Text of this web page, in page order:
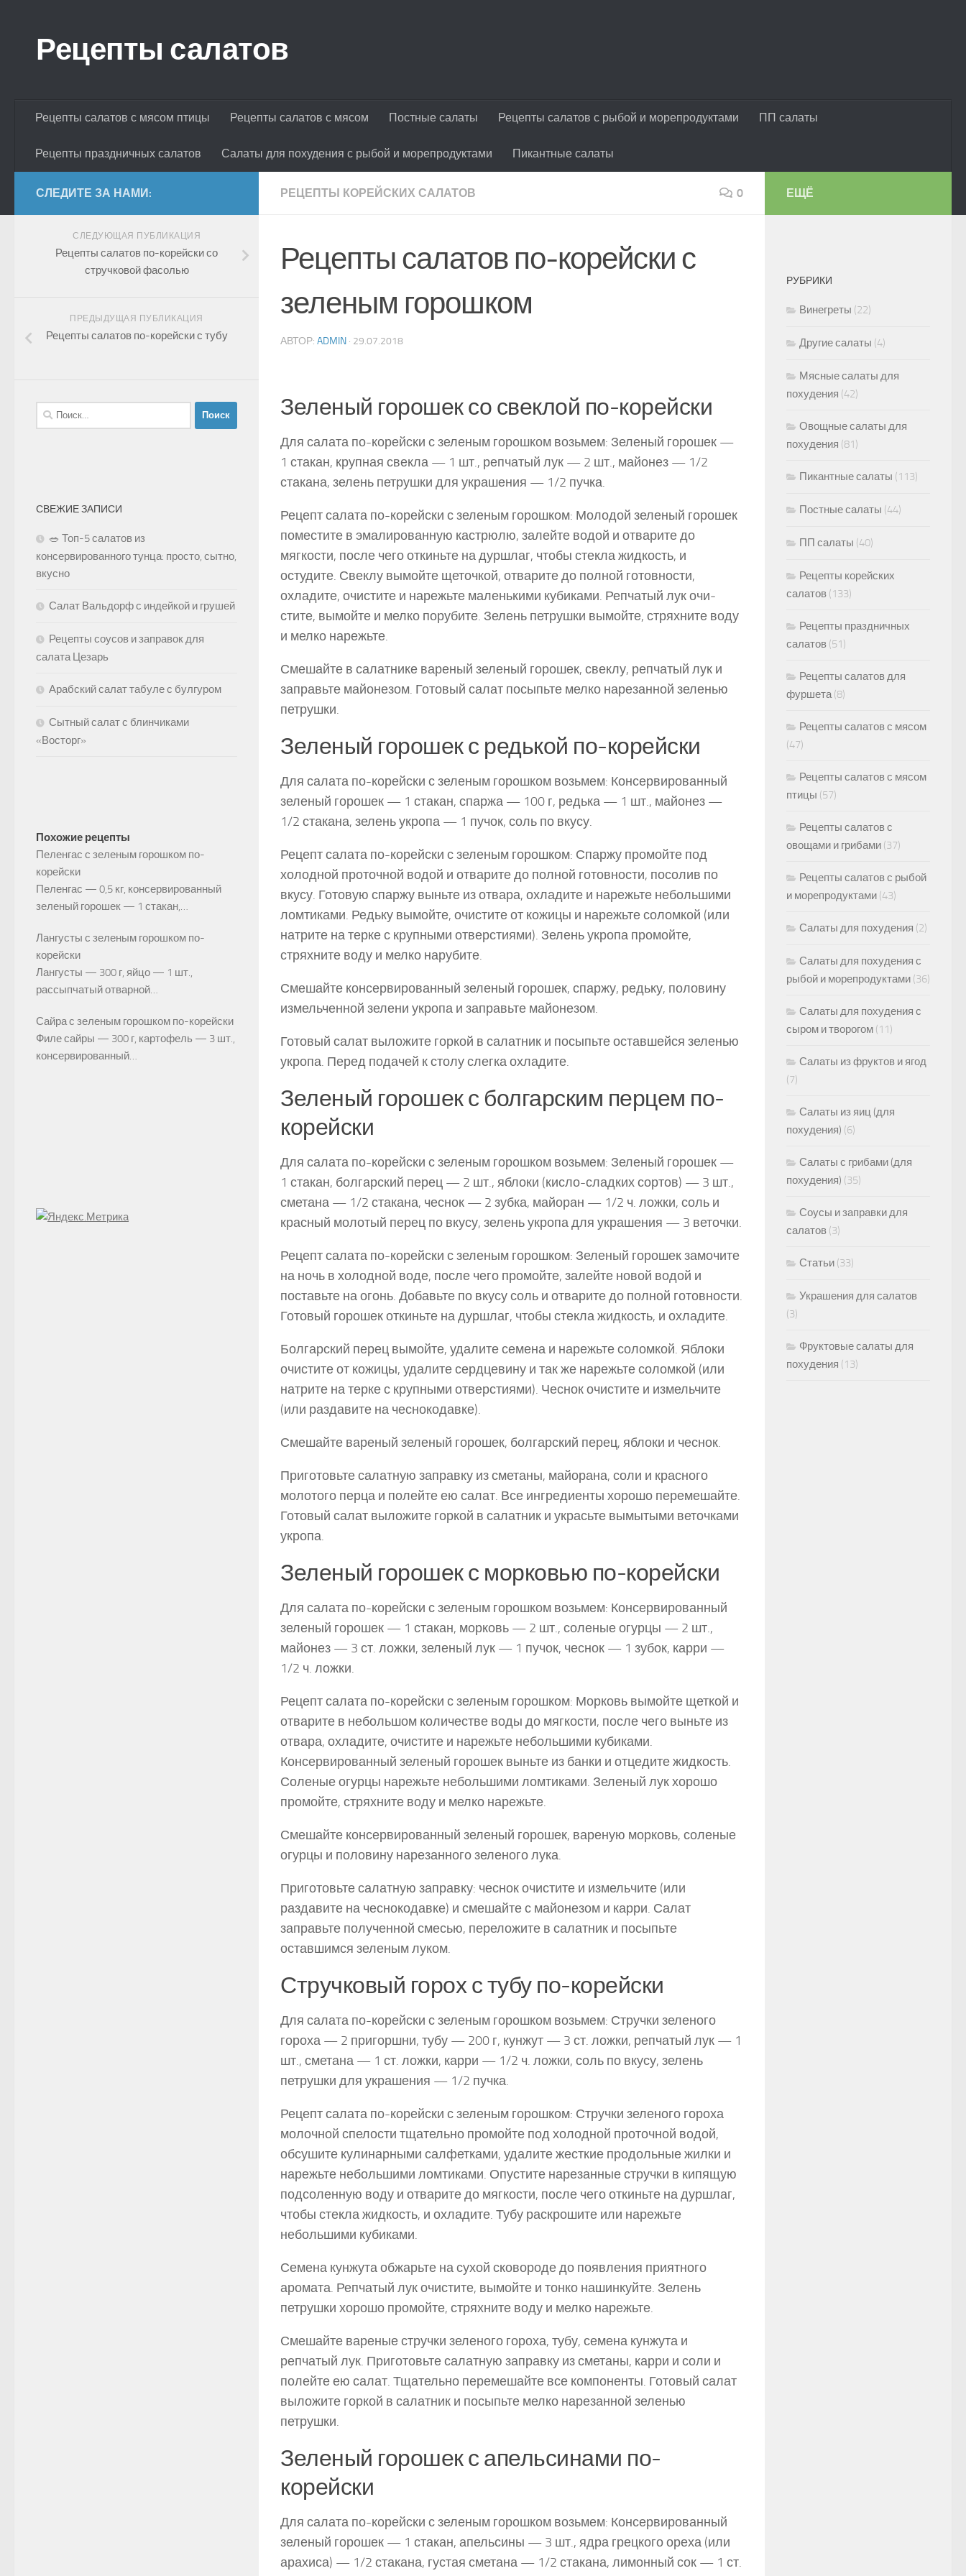
Рецепты салатов
Рецепты салатов с мясом птицы Рецепты салатов с мясом Постные салаты Рецепты салатов с рыбой и морепродуктами ПП салаты
Рецепты праздничных салатов Салаты для похудения с рыбой и морепродуктами Пикантные салаты
РЕЦЕПТЫ КОРЕЙСКИХ САЛАТОВ 0
Рецепты салатов по-корейски с
зеленым горошком
АВТОР: ADMIN · 29.07.2018
Зеленый горошек со свеклой по-корейски
Для салата по-корейски с зеленым горошком возьмем: Зеленый горошек —
1 стакан, крупная свекла — 1 шт., репчатый лук — 2 шт., майонез — 1/2
стакана, зелень пет­рушки для украшения — 1/2 пучка.
Рецепт салата по-корейски с зеленым горошком: Молодой зеленый горошек
поместите в эмалированную ка­стрюлю, залейте водой и отварите до
мягкости, после чего от­киньте на дуршлаг, чтобы стекла жидкость, и
остудите. Свеклу вымойте щеточкой, отварите до полной готовности,
охладите, очистите и нарежьте маленькими кубиками. Репчатый лук очи­
стите, вымойте и мелко порубите. Зелень петрушки вымойте, стряхните воду
и мелко нарежьте.
Смешайте в салатнике вареный зеленый горошек, свеклу, репчатый лук и
заправьте майонезом. Готовый салат посыпьте мелко нарезанной зеленью
петрушки.
Зеленый горошек с редькой по-корейски
Для салата по-корейски с зеленым горошком возьмем: Консервированный
зеленый горошек — 1 стакан, спар­жа — 100 г, редька — 1 шт., майонез —
1/2 стакана, зелень укропа — 1 пучок, соль по вкусу.
Рецепт салата по-корейски с зеленым горошком: Спаржу промойте под
холодной проточной водой и отварите до полной готовности, посолив по
вкусу. Готовую спаржу выньте из отвара, охладите и нарежьте небольшими
ломтиками. Редь­ку вымойте, очистите от кожицы и нарежьте соломкой (или
натрите на терке с крупными отверстиями). Зелень укропа про­мойте,
стряхните воду и мелко нарубите.
Смешайте консервированный зеленый горошек, спаржу, редьку, половину
измельченной зелени укропа и заправьте май­онезом.
Готовый салат выложите горкой в салатник и посыпьте ос­тавшейся зеленью
укропа. Перед подачей к столу слегка охла­дите.
Зеленый горошек с болгарским перцем по-
корейски
Для салата по-корейски с зеленым горошком возьмем: Зеленый горошек —
1 стакан, болгарский перец — 2 шт., яблоки (кисло-сладких сортов) — 3 шт.,
сметана — 1/2 ста­кана, чеснок — 2 зубка, майоран — 1/2 ч. ложки, соль и
красный молотый перец по вкусу, зелень укропа для ук­рашения — 3 веточки.
Рецепт салата по-корейски с зеленым горошком: Зеленый горошек замочите
на ночь в холодной воде, после чего промойте, залейте новой водой и
поставьте на огонь. Добавьте по вкусу соль и отварите до полной готовности.
Готовый горошек от­киньте на дуршлаг, чтобы стекла жидкость, и охладите.
Болгарский перец вымойте, удалите семена и нарежьте со­ломкой. Яблоки
очистите от кожицы, удалите сердцевину и так же нарежьте соломкой (или
натрите на терке с крупными от­верстиями). Чеснок очистите и измельчите
(или раздавите на чеснокодавке).
Смешайте вареный зеленый горошек, болгарский перец, яблоки и чеснок.
Приготовьте салатную заправку из сметаны, майорана, соли и красного
молотого перца и полейте ею салат. Все ингредиен­ты хорошо перемешайте.
Готовый салат выложите горкой в са­латник и украсьте вымытыми веточками
укропа.
Зеленый горошек с морковью по-корейски
Для салата по-корейски с зеленым горошком возьмем: Консервированный
зеленый горошек — 1 стакан, мор­ковь — 2 шт., соленые огурцы — 2 шт.,
майонез — 3 ст. ложки, зеленый лук — 1 пучок, чеснок — 1 зубок, кар­ри —
1/2 ч. ложки.
Рецепт салата по-корейски с зеленым горошком: Морковь вымойте щеткой и
отварите в небольшом количе­стве воды до мягкости, после чего выньте из
отвара, охладите, очистите и нарежьте небольшими кубиками.
Консервирован­ный зеленый горошек выньте из банки и отцедите жидкость.
Соленые огурцы нарежьте небольшими ломтиками. Зеленый лук хорошо
промойте, стряхните воду и мелко нарежьте.
Смешайте консервированный зеленый горошек, вареную морковь, соленые
огурцы и половину нарезанного зеленого лука.
Приготовьте салатную заправку: чеснок очистите и измель­чите (или
раздавите на чеснокодавке) и смешайте с майонезом и карри. Салат
заправьте полученной смесью, переложите в са­латник и посыпьте
оставшимся зеленым луком.
Стручковый горох с тубу по-корейски
Для салата по-корейски с зеленым горошком возьмем: Стручки зеленого
гороха — 2 пригоршни, тубу — 200 г, кунжут — 3 ст. ложки, репчатый лук — 1
шт., сметана — 1 ст. ложки, карри — 1/2 ч. ложки, соль по вкусу, зелень
петрушки для украшения — 1/2 пучка.
Рецепт салата по-корейски с зеленым горошком: Стручки зеленого гороха
молочной спелости тщательно про­мойте под холодной проточной водой,
обсушите кулинарными салфетками, удалите жесткие продольные жилки и
нарежьте небольшими ломтиками. Опустите нарезанные стручки в ки­пящую
подсоленную воду и отварите до мягкости, после чего откиньте на дуршлаг,
чтобы стекла жидкость, и охладите. Тубу раскрошите или нарежьте
небольшими кубиками.
Семена кунжута обжарьте на сухой сковороде до появления приятного
аромата. Репчатый лук очистите, вымойте и тонко нашинкуйте. Зелень
петрушки хорошо промойте, стряхните воду и мелко нарежьте.
Смешайте вареные стручки зеленого гороха, тубу, семена кунжута и
репчатый лук. Приготовьте салатную заправку из сметаны, карри и соли и
полейте ею салат. Тщательно переме­шайте все компоненты. Готовый салат
выложите горкой в са­латник и посыпьте мелко нарезанной зеленью
петрушки.
Зеленый горошек с апельсинами по-
корейски
Для салата по-корейски с зеленым горошком возьмем: Консервированный
зеленый горошек — 1 стакан, апель­сины — 3 шт., ядра грецкого ореха (или
арахиса) — 1/2 стакана, густая сметана — 1/2 стакана, лимонный сок — 1 ст.
СЛЕДИТЕ ЗА НАМИ:
СЛЕДУЮЩАЯ ПУБЛИКАЦИЯ
Рецепты салатов по-корейски со
стручковой фасолью
ПРЕДЫДУЩАЯ ПУБЛИКАЦИЯ
Рецепты салатов по-корейски с тубу
Найти:
СВЕЖИЕ ЗАПИСИ
🥗 Топ-5 салатов из
консервированного тунца: просто, сытно,
вкусно
Салат Вальдорф с индейкой и грушей
Рецепты соусов и заправок для
салата Цезарь
Арабский салат табуле с булгуром
Сытный салат с блинчиками
«Восторг»
Похожие рецепты
Пеленгас с зеленым горошком по-
корейски
Пеленгас — 0,5 кг, консервированный
зеленый горо­шек — 1 стакан,…
Лангусты с зеленым горошком по-
корейски
Лангусты — 300 г, яйцо — 1 шт.,
рассыпчатый отварной…
Сайра с зеленым горошком по-корейски
Филе сайры — 300 г, картофель — 3 шт.,
консервирован­ный…
ЕЩЁ
РУБРИКИ
Винегреты (22)
Другие салаты (4)
Мясные салаты для
похудения (42)
Овощные салаты для
похудения (81)
Пикантные салаты (113)
Постные салаты (44)
ПП салаты (40)
Рецепты корейских
салатов (133)
Рецепты праздничных
салатов (51)
Рецепты салатов для
фуршета(8)
Рецепты салатов с мясом
(47)
Рецепты салатов с мясом
птицы (57)
Рецепты салатов с
овощами и грибами (37)
Рецепты салатов с рыбой
и морепродуктами (43)
Салаты для похудения (2)
Салаты для похудения с
рыбой и морепродуктами (36)
Салаты для похудения с
сыром и творогом (11)
Салаты из фруктов и ягод
(7)
Салаты из яиц (для
похудения) (6)
Салаты с грибами (для
похудения) (35)
Соусы и заправки для
салатов (3)
Статьи (33)
Украшения для салатов
(3)
Фруктовые салаты для
похудения (13)